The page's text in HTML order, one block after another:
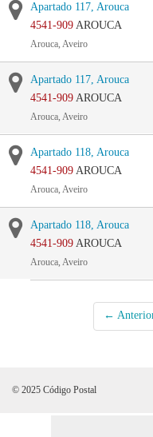
Apartado 117, Arouca
4541-909 AROUCA
Arouca, Aveiro
Apartado 117, Arouca
4541-909 AROUCA
Arouca, Aveiro
Apartado 118, Arouca
4541-909 AROUCA
Arouca, Aveiro
Apartado 118, Arouca
4541-909 AROUCA
Arouca, Aveiro
←
© 2025 Código Postal